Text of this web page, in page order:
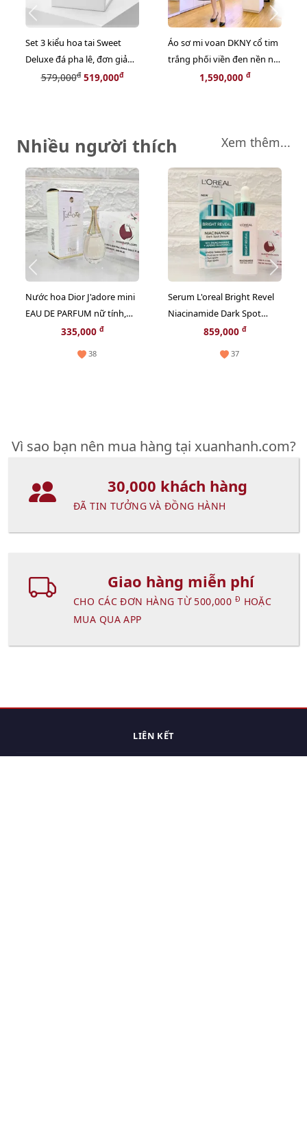
Set 3 kiểu hoa tai Sweet
Deluxe đá pha lê, đơn giản
thanh lịch
579,000đ519,000đ
Áo sơ mi voan DKNY cổ tim
trắng phối viền đen nền nã,
sang trọng - Size S
1,590,000 đ
Nhiều người thích Xem thêm...
Nước hoa Dior J'adore mini
EAU DE PARFUM nữ tính,
sang trọng - EDP, 5ml.
335,000 đ
38
Serum L'oreal Bright Revel
Niacinamide Dark Spot
trắng rạng rỡ và giảm sạm
859,000 đ
37
Vì sao bạn nên mua hàng tại xuanhanh.com?
30,000 khách hàng
ĐÃ TIN TƯỞNG VÀ ĐỒNG HÀNH
Giao hàng miễn phí
CHO CÁC ĐƠN HÀNG TỪ 500,000 Đ HOẶC
MUA QUA APP
LIÊN KẾT